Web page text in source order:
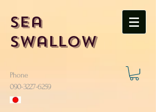
Sea
Swallow
Phone
​090-3227-6259